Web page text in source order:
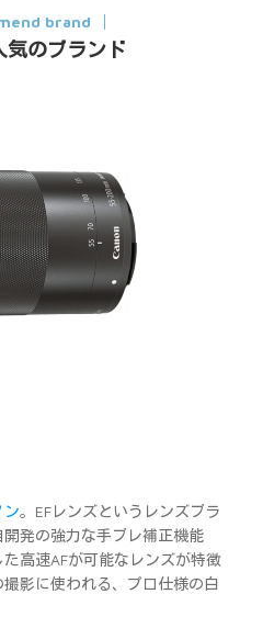
brand
気のブランド
ン。EFレンズというレンズブラ
発の強力な手ブレ補正機能
高速AFが可能なレンズが特徴
影に使われる、プロ仕様の白